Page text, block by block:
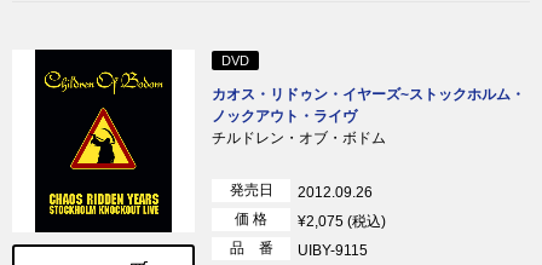
DVD
カオス・リドゥン・イヤーズ~ストックホルム・
ノックアウト・ライヴ
チルドレン・オブ・ボドム
発売日
2012.09.26
価 格
¥2,075 (税込)
品 番
UIBY-9115